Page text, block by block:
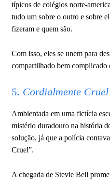
típicos de colégios norte-
tudo um sobre o outro e sobre
fizeram e quem são.
Com isso, eles se unem para
compartilhado bem complicado
5. Cordialmente Cruel
Ambientada em uma fictícia
mistério duradouro na história
solução, já que a polícia
Cruel”.
A chegada de Stevie Bell